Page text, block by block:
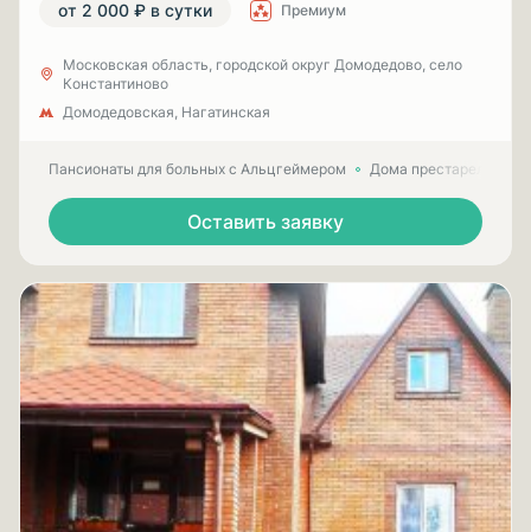
от 2 000 ₽ в сутки Премиум
Московская область, городской округ Домодедово, село
Константиново
Домодедовская, Нагатинская
Пансионаты для больных с Альцгеймером Дома престарелых
Оставить заявку